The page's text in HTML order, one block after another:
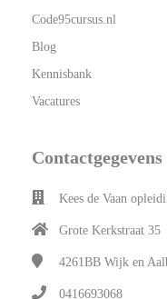
Code95cursus.nl
Blog
Kennisbank
Vacatures
Contactgegevens
Kees de Vaan
Grote Kerkstraat 35
4261BB Wijk en
0416693068